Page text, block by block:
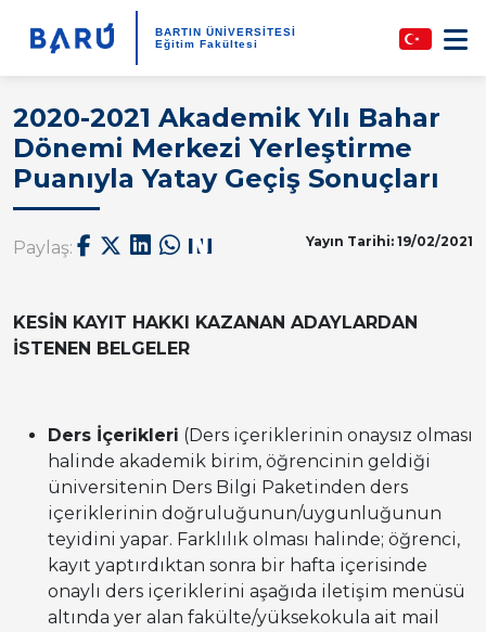
BARTIN ÜNİVERSİTESİ
Eğitim Fakültesi
2020-2021 Akademik Yılı Bahar
Dönemi Merkezi Yerleştirme
Puanıyla Yatay Geçiş Sonuçları
Paylaş: Yayın Tarihi: 19/02/2021
KESİN KAYIT HAKKI KAZANAN ADAYLARDAN
İSTENEN BELGELER
Ders İçerikleri (Ders içeriklerinin onaysız olması
halinde akademik birim, öğrencinin geldiği
üniversitenin Ders Bilgi Paketinden ders
içeriklerinin doğruluğunun/uygunluğunun
teyidini yapar. Farklılık olması halinde; öğrenci,
kayıt yaptırdıktan sonra bir hafta içerisinde
onaylı ders içeriklerini aşağıda iletişim menüsü
altında yer alan fakülte/yüksekokula ait mail